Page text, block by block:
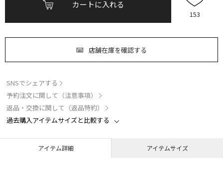
カートに入れる
153
店舗在庫を確認する
SNSでシェアする
予約注文に関して（注意事項）
返品・交換に関して（返品特約）
過去購入アイテムサイズと比較する
アイテム詳細 アイテムサイズ